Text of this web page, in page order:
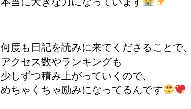
何度も日記を読みに来てくださることで、
アクセス数やランキングも
少しずつ積み上がっていくので、
めちゃくちゃ励みになってるんです